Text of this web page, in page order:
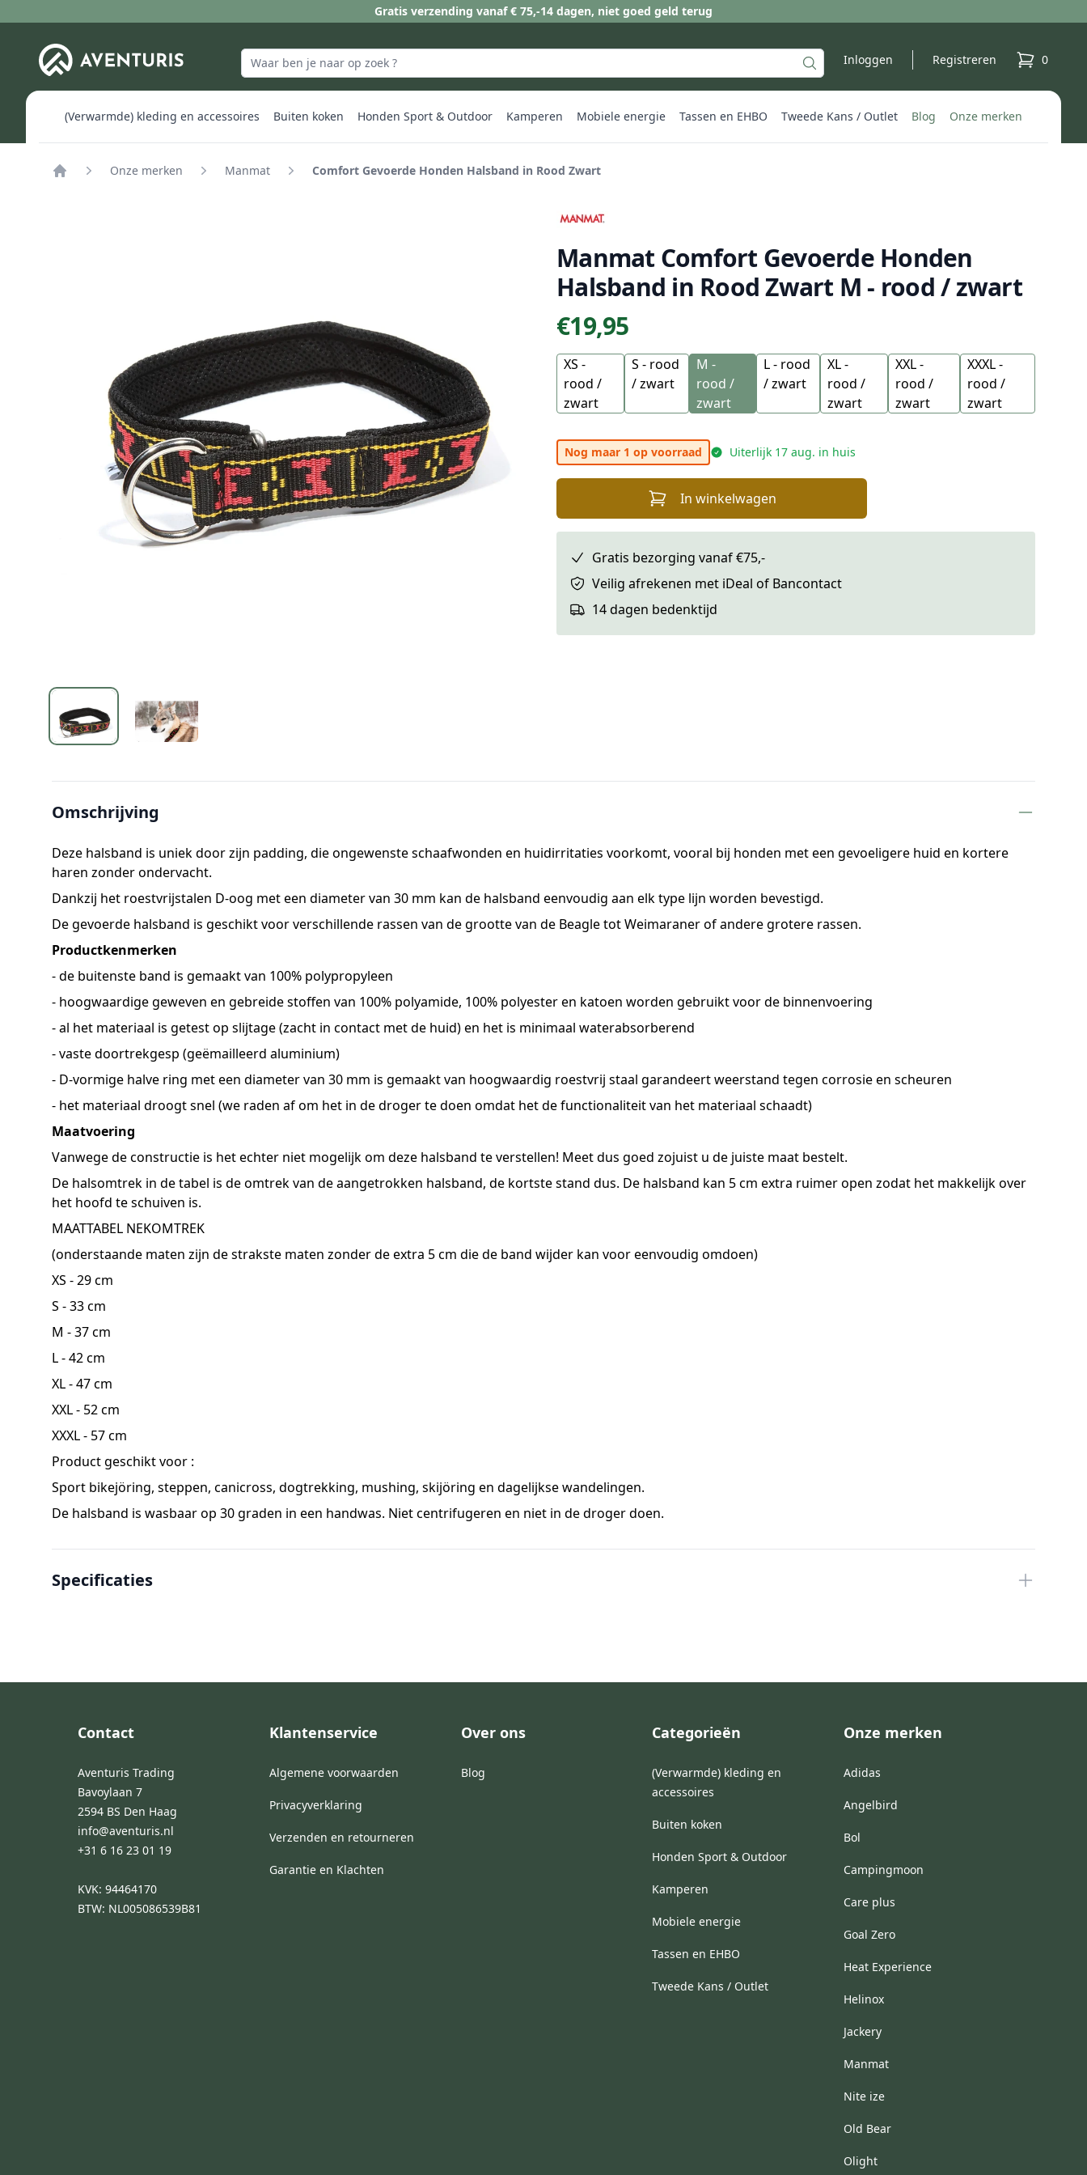
Gratis verzending vanaf € 75,-14 dagen, niet goed geld terug
Inloggen Registreren 0
producten
(Verwarmde) kleding en accessoires Buiten koken Honden Sport & Outdoor Kamperen Mobiele energie Tassen en EHBO Tweede Kans / Outlet Blog Onze merken
Onze merken Manmat Comfort Gevoerde Honden Halsband in Rood Zwart
Manmat Comfort Gevoerde Honden
Halsband in Rood Zwart M - rood / zwart
Prijs
€19,95
XS -
rood /
zwart
S - rood
/ zwart
M -
rood /
zwart
L - rood
/ zwart
XL -
rood /
zwart
XXL -
rood /
zwart
XXXL -
rood /
zwart
Nog maar 1 op voorraad Uiterlijk 17 aug. in huis
In winkelwagen
Gratis bezorging vanaf €75,-
Veilig afrekenen met iDeal of Bancontact
14 dagen bedenktijd
Omschrijving
Deze halsband is uniek door zijn padding, die ongewenste schaafwonden en huidirritaties voorkomt, vooral bij honden met een gevoeligere huid en kortere
haren zonder ondervacht.
Dankzij het roestvrijstalen D-oog met een diameter van 30 mm kan de halsband eenvoudig aan elk type lijn worden bevestigd.
De gevoerde halsband is geschikt voor verschillende rassen van de grootte van de Beagle tot Weimaraner of andere grotere rassen.
Productkenmerken
- de buitenste band is gemaakt van 100% polypropyleen
- hoogwaardige geweven en gebreide stoffen van 100% polyamide, 100% polyester en katoen worden gebruikt voor de binnenvoering
- al het materiaal is getest op slijtage (zacht in contact met de huid) en het is minimaal waterabsorberend
- vaste doortrekgesp (geëmailleerd aluminium)
- D-vormige halve ring met een diameter van 30 mm is gemaakt van hoogwaardig roestvrij staal garandeert weerstand tegen corrosie en scheuren
- het materiaal droogt snel (we raden af ​​om het in de droger te doen omdat het de functionaliteit van het materiaal schaadt)
Maatvoering
Vanwege de constructie is het echter niet mogelijk om deze halsband te verstellen! Meet dus goed zojuist u de juiste maat bestelt.
De halsomtrek in de tabel is de omtrek van de aangetrokken halsband, de kortste stand dus. De halsband kan 5 cm extra ruimer open zodat het makkelijk over
het hoofd te schuiven is.
MAATTABEL NEKOMTREK
(onderstaande maten zijn de strakste maten zonder de extra 5 cm die de band wijder kan voor eenvoudig omdoen)
XS - 29 cm
S - 33 cm
M - 37 cm
L - 42 cm
XL - 47 cm
XXL - 52 cm
XXXL - 57 cm
Product geschikt voor :
Sport bikejöring, steppen, canicross, dogtrekking, mushing, skijöring en dagelijkse wandelingen.
De halsband is wasbaar op 30 graden in een handwas. Niet centrifugeren en niet in de droger doen.
Specificaties
Contact
Aventuris Trading
Bavoylaan 7
2594 BS Den Haag
info@aventuris.nl
+31 6 16 23 01 19
KVK: 94464170
BTW: NL005086539B81
Klantenservice
Algemene voorwaarden
Privacyverklaring
Verzenden en retourneren
Garantie en Klachten
Over ons
Blog
Categorieën
(Verwarmde) kleding en
accessoires
Buiten koken
Honden Sport & Outdoor
Kamperen
Mobiele energie
Tassen en EHBO
Tweede Kans / Outlet
Onze merken
Adidas
Angelbird
Bol
Campingmoon
Care plus
Goal Zero
Heat Experience
Helinox
Jackery
Manmat
Nite ize
Old Bear
Olight